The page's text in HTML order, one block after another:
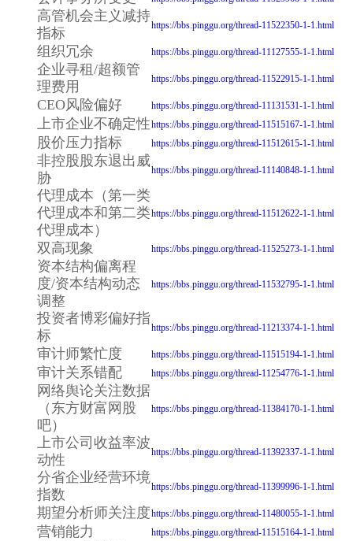
高管机会主义减持
指标
https://bbs.pinggu.org/thread-11522350-1-1.html
组织冗余 https://bbs.pinggu.org/thread-11127555-1-1.html
企业寻租/超额管
理费用
https://bbs.pinggu.org/thread-11522915-1-1.html
CEO风险偏好 https://bbs.pinggu.org/thread-11131531-1-1.html
上市企业不确定性https://bbs.pinggu.org/thread-11515167-1-1.html
股价压力指标 https://bbs.pinggu.org/thread-11512615-1-1.html
非控股股东退出威
胁
https://bbs.pinggu.org/thread-11140848-1-1.html
代理成本（第一类
代理成本和第二类
代理成本）
https://bbs.pinggu.org/thread-11512622-1-1.html
双高现象 https://bbs.pinggu.org/thread-11525273-1-1.html
资本结构偏离程
度/资本结构动态
调整
https://bbs.pinggu.org/thread-11532795-1-1.html
投资者博彩偏好指
标
https://bbs.pinggu.org/thread-11213374-1-1.html
审计师繁忙度 https://bbs.pinggu.org/thread-11515194-1-1.html
审计关系错配 https://bbs.pinggu.org/thread-11254776-1-1.html
网络舆论关注数据
（东方财富网股
吧）
https://bbs.pinggu.org/thread-11384170-1-1.html
上市公司收益率波
动性
https://bbs.pinggu.org/thread-11392337-1-1.html
分省企业经营环境
指数
https://bbs.pinggu.org/thread-11399996-1-1.html
期望分析师关注度https://bbs.pinggu.org/thread-11480055-1-1.html
营销能力 https://bbs.pinggu.org/thread-11515164-1-1.html